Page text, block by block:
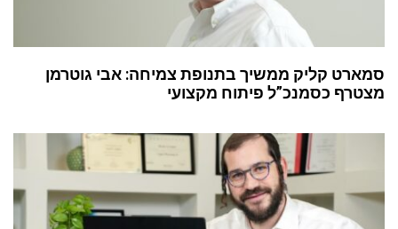
קליק ממשיך בתנופת צמיחה: אבי גוטרמן
כסמנכ”ל פיתוח מקצועי